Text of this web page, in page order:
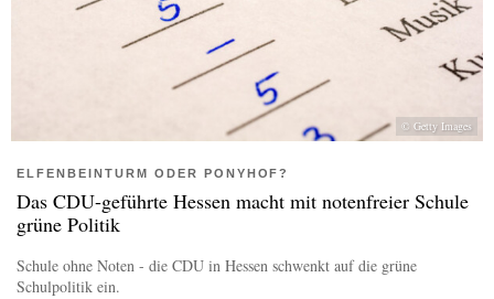
© Getty Images
ELFENBEINTURM ODER PONYHOF?
Das CDU-geführte Hessen macht mit notenfreier Schule
grüne Politik
Schule ohne Noten - die CDU in Hessen schwenkt auf die grüne
Schulpolitik ein.